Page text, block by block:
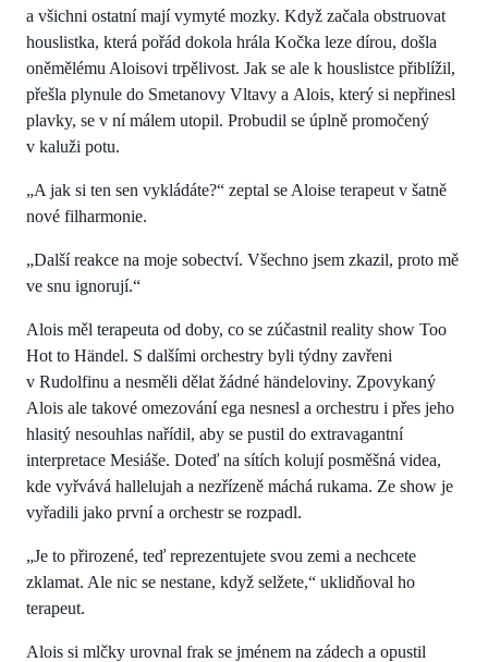
a všichni ostatní mají vymyté mozky. Když začala obstruovat
houslistka, která pořád dokola hrála Kočka leze dírou, došla
oněmělému Aloisovi trpělivost. Jak se ale k houslistce přiblížil,
přešla plynule do Smetanovy Vltavy a Alois, který si nepřinesl
plavky, se v ní málem utopil. Probudil se úplně promočený
v kaluži potu.
„A jak si ten sen vykládáte?“ zeptal se Aloise terapeut v šatně
nové filharmonie.
„Další reakce na moje sobectví. Všechno jsem zkazil, proto mě
ve snu ignorují.“
Alois měl terapeuta od doby, co se zúčastnil reality show Too
Hot to Händel. S dalšími orchestry byli týdny zavřeni
v Rudolfinu a nesměli dělat žádné händeloviny. Zpovykaný
Alois ale takové omezování ega nesnesl a orchestru i přes jeho
hlasitý nesouhlas nařídil, aby se pustil do extravagantní
interpretace Mesiáše. Doteď na sítích kolují posměšná videa,
kde vyřvává hallelujah a nezřízeně máchá rukama. Ze show je
vyřadili jako první a orchestr se rozpadl.
„Je to přirozené, teď reprezentujete svou zemi a nechcete
zklamat. Ale nic se nestane, když selžete,“ uklidňoval ho
terapeut.
Alois si mlčky urovnal frak se jménem na zádech a opustil